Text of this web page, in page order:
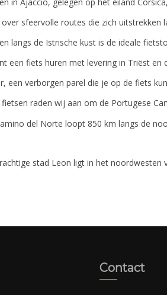
over sfeervolle routes die zich uitstrekken
langs de Istrische kust is de ideale
een fiets huren met levering in Triëst
een verborgen parel die je op de fiets
raden wij aan om de Portugese
del Norte loopt 850 km langs de
stad Leon ligt in het noordwesten
Contact